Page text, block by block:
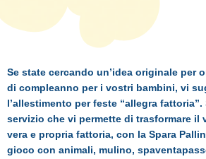
Se state cercando un’idea originale per
di compleanno per i vostri bambini, vi
l’allestimento per feste “allegra
servizio che vi permette di trasformare il
vera e propria fattoria, con la Spara
gioco con animali, mulino,